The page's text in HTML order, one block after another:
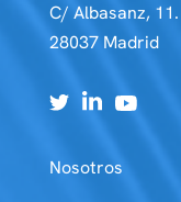
C/ Albasanz, 11.
28037 Madrid
Nosotros